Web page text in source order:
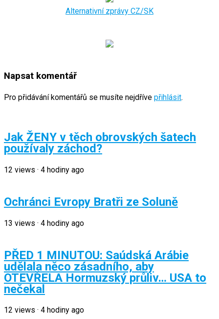
Alternativní zprávy CZ/SK
Napsat komentář
Pro přidávání komentářů se musíte nejdříve přihlásit.
Jak ŽENY v těch obrovských šatech
používaly záchod?
12 views · 4 hodiny ago
Ochránci Evropy Bratři ze Soluně
13 views · 4 hodiny ago
PŘED 1 MINUTOU: Saúdská Arábie
udělala něco zásadního, aby
OTEVŘELA Hormuzský průliv… USA to
nečekal
12 views · 4 hodiny ago